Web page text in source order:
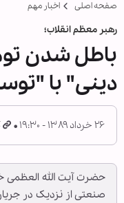
صفحه اصلی اخبار مهم
رهبر معظم انقلاب؛
باطل شدن
دینی" با
۲۶ خرداد ۱۳۸۹ - ۱۹:۳۰
حضرت آیت الله العظمی
صنعتی از نزدیک در